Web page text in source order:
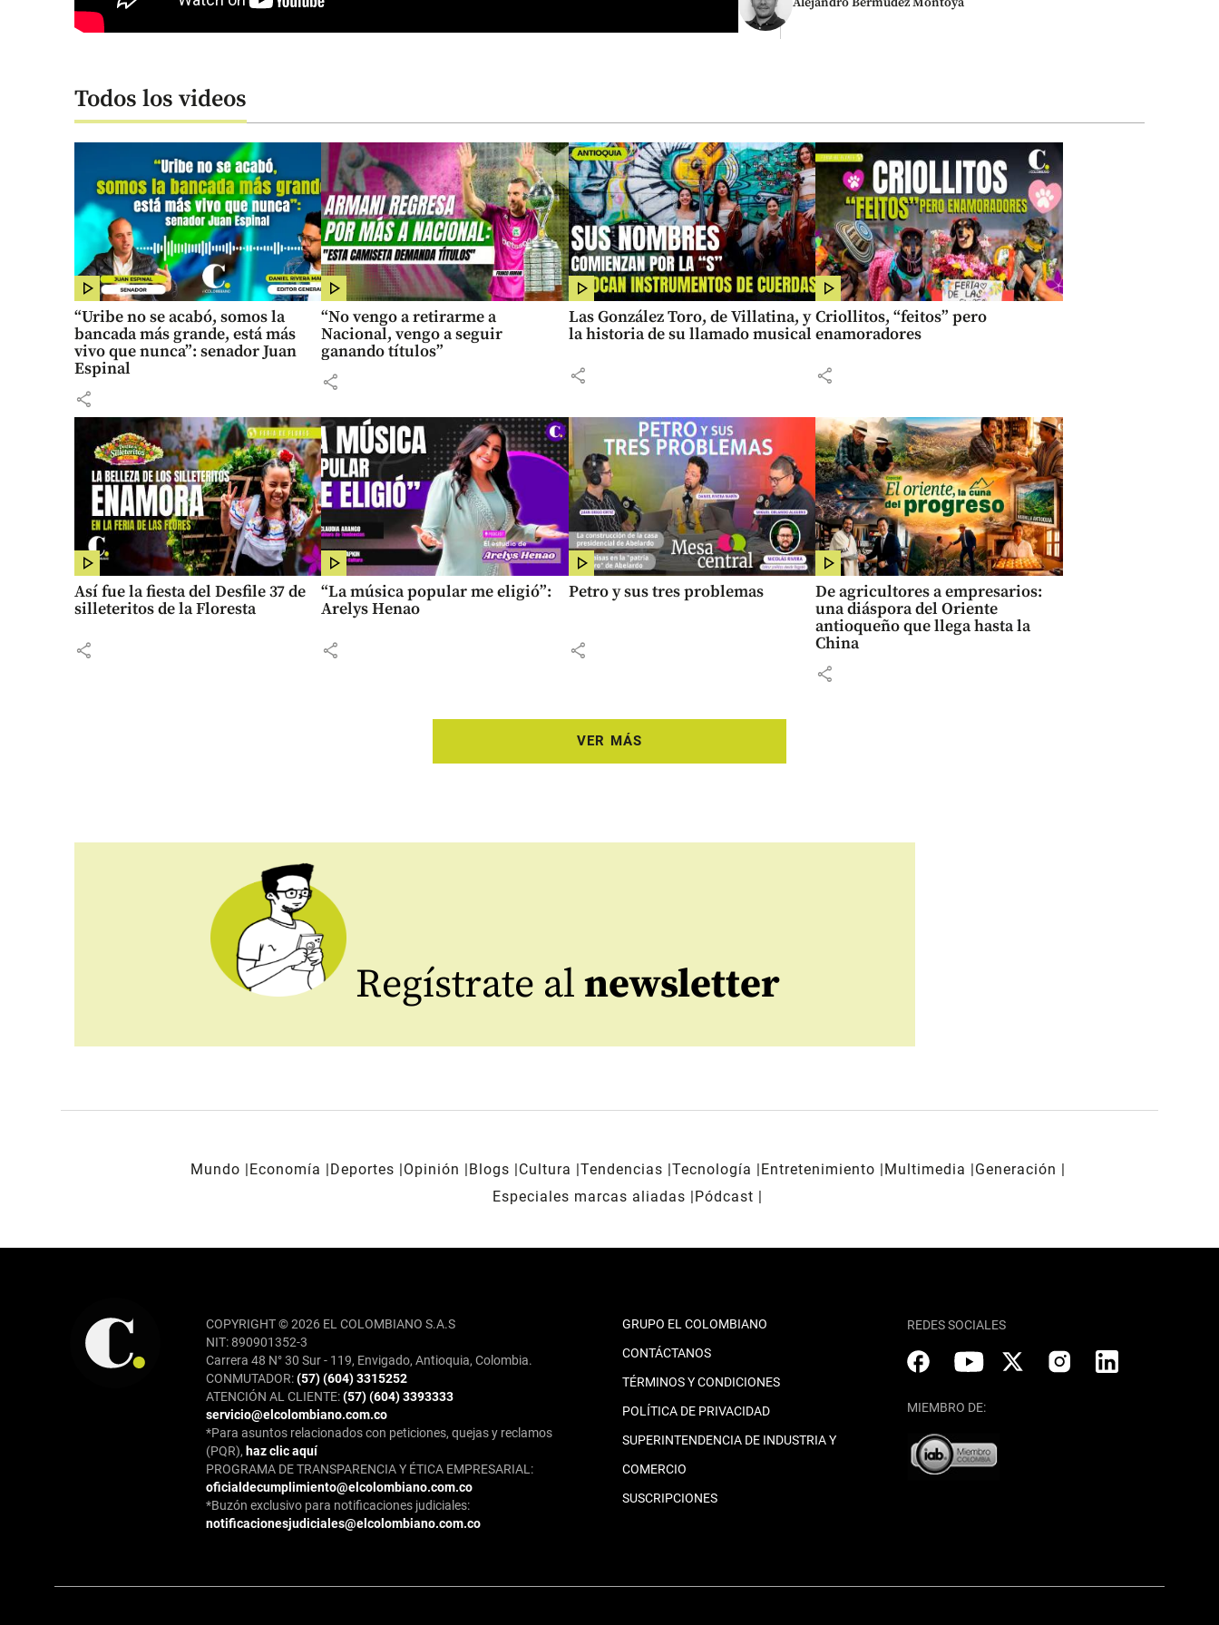
Todos los videos
“Uribe no se acabó, somos la
bancada más grande, está más
vivo que nunca”: senador Juan
Espinal
share
“No vengo a retirarme a
Nacional, vengo a seguir
ganando títulos”
share
Las González Toro, de Villatina, y
la historia de su llamado musical
share
Criollitos, “feitos” pero
enamoradores
share
Así fue la fiesta del Desfile 37 de
silleteritos de la Floresta
share
“La música popular me eligió”:
Arelys Henao
share
Petro y sus tres problemas
share
De agricultores a empresarios:
una diáspora del Oriente
antioqueño que llega hasta la
China
share
VER MÁS
Regístrate al newsletter
Mundo Economía Deportes Opinión Blogs Cultura Tendencias Tecnología Entretenimiento Multimedia
Generación
Especiales marcas aliadas
Pódcast
COPYRIGHT © 2026 EL COLOMBIANO S.A.S
NIT: 890901352-3
Carrera 48 N° 30 Sur - 119, Envigado, Antioquia, Colombia.
CONMUTADOR:(57) (604) 3315252
ATENCIÓN AL CLIENTE:(57) (604) 3393333
servicio@elcolombiano.com.co
*Para asuntos relacionados con peticiones, quejas y reclamos
(PQR), haz clic aquí
PROGRAMA DE TRANSPARENCIA Y ÉTICA EMPRESARIAL:
oficialdecumplimiento@elcolombiano.com.co
*Buzón exclusivo para notificaciones judiciales:
notificacionesjudiciales@elcolombiano.com.co
GRUPO EL COLOMBIANO
CONTÁCTANOS
TÉRMINOS Y CONDICIONES
POLÍTICA DE PRIVACIDAD
SUPERINTENDENCIA DE INDUSTRIA Y
COMERCIO
SUSCRIPCIONES
REDES SOCIALES
MIEMBRO DE: